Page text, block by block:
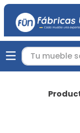
Tu mueble